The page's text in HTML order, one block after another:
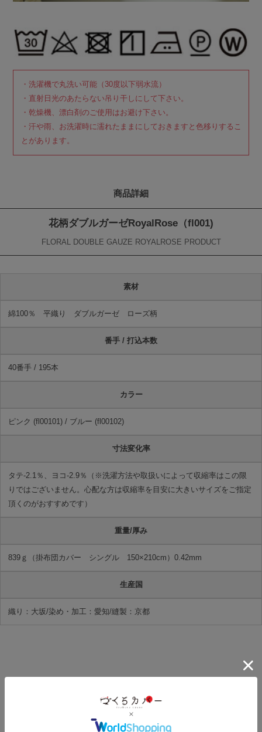
・洗濯機で丸洗い可能（30度以下弱水流）
・直射日光のあたらない吊り干しにして下さい。
・乾燥機、漂白剤のご使用はお避け下さい。
・汗や雨、お洗濯時に濡れたままにしておきますと色移りするこ
とがあります。
商品詳細
花柄ダブルガーゼRoyalRose（fl001)
FLORAL DOUBLE GAUZE ROYALROSE PRODUCT
素材
綿100％ 平織り ダブルガーゼ ローズ柄
番手 / 打込本数
40番手 / 195本
カラー
ピンク (fl00101) / ブルー (fl00102)
寸法変化率
タテ-2.1％、ヨコ-2.9％（※洗濯方法や取扱いによって収縮率はこの限
りではございません。心配な方は収縮率を目安に大きいサイズをご指定
頂くのがおすすめです）
重量/厚み
839ｇ（掛布団カバー シングル 150×210cm）0.42mm
生産国
織り：大坂/染め・加工：愛知/縫製：京都